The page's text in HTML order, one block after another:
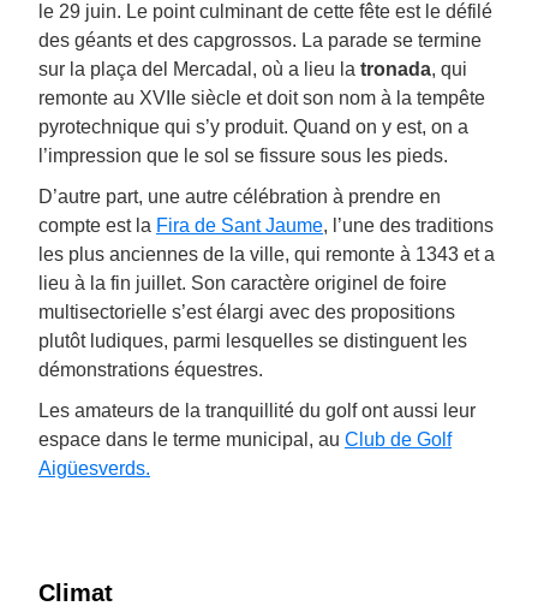
le 29 juin. Le point culminant de cette fête est le défilé
des géants et des capgrossos. La parade se termine
sur la plaça del Mercadal, où a lieu la tronada, qui
remonte au XVIIe siècle et doit son nom à la tempête
pyrotechnique qui s’y produit. Quand on y est, on a
l’impression que le sol se fissure sous les pieds.
D’autre part, une autre célébration à prendre en
compte est la Fira de Sant Jaume, l’une des traditions
les plus anciennes de la ville, qui remonte à 1343 et a
lieu à la fin juillet. Son caractère originel de foire
multisectorielle s’est élargi avec des propositions
plutôt ludiques, parmi lesquelles se distinguent les
démonstrations équestres.
Les amateurs de la tranquillité du golf ont aussi leur
espace dans le terme municipal, au Club de Golf
Aigüesverds.
Climat